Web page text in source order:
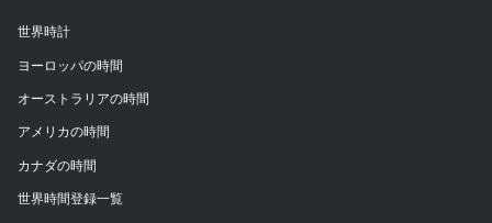
世界時計
ヨーロッパの時間
オーストラリアの時間
アメリカの時間
カナダの時間
世界時間登録一覧